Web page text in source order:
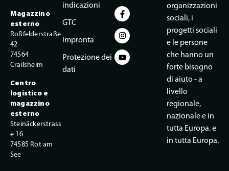
Magazzino
esterno
Roßfelderstraße
42
74564
Crailsheim
Centro
logistico e
magazzino
esterno
Steinäckerstrass
e 16
74585 Rot am
See
indicazioni
GTC
Impronta
Protezione dei
dati
organizzazioni
sociali, i
progetti sociali
e le persone
che hanno un
forte bisogno
di aiuto - a
livello
regionale,
nazionale e in
tutta Europa. e
in tutta Europa.